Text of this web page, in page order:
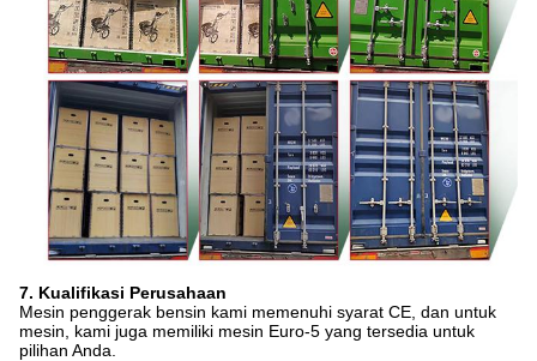
7. Kualifikasi Perusahaan
Mesin penggerak bensin kami memenuhi syarat CE, dan untuk
mesin, kami juga memiliki mesin Euro-5 yang tersedia untuk
pilihan Anda.